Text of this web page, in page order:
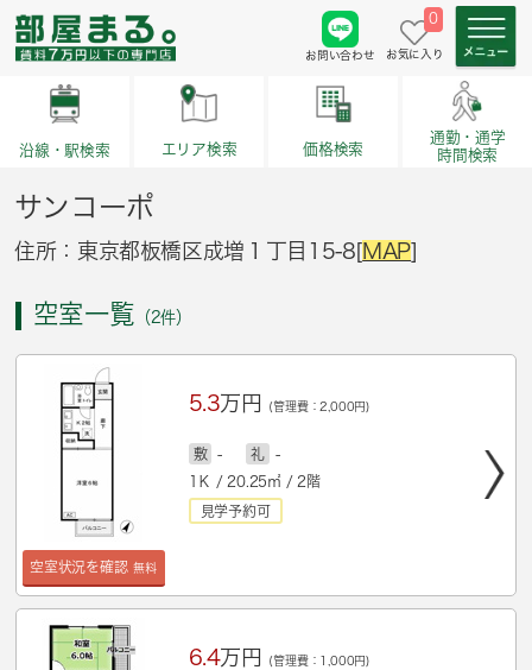
お問い合わせ
0
お気に入り
沿線・駅検索 エリア検索 価格検索
通勤・通学
時間検索
サンコーポ
住所：東京都板橋区成増１丁目15-8[MAP]
空室一覧 （2件）
空室状況を確認 無料
5.3万円 (管理費：2,000円)
敷 - 礼
-
1Ｋ / 20.25㎡ / 2階
見学予約可
6.4万円 (管理費：1,000円)